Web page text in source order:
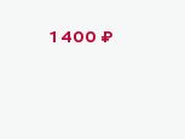
1 400 ₽